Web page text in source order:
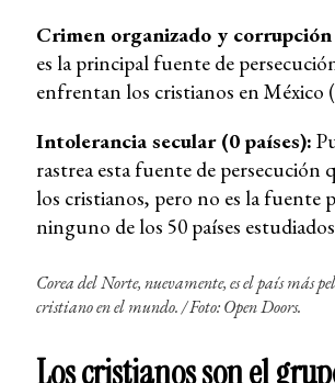
Crimen organizado y corrupción
es la principal fuente de
enfrentan los cristianos en México
Intolerancia secular (0 países):
rastrea esta fuente de persecución
los cristianos, pero no es la fuente
ninguno de los 50 países
Corea del Norte, nuevamente, es el país más
cristiano en el mundo. /Foto: Open Doors.
Los cristianos son el